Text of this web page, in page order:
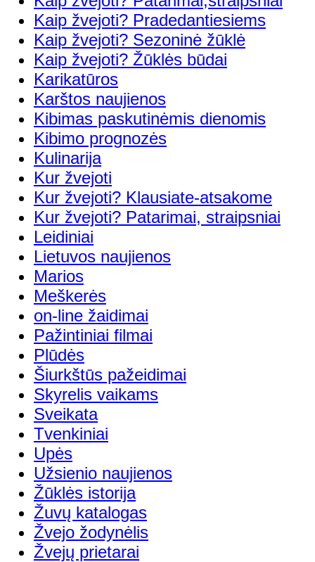
Kaip žvejoti? Pradedantiesiems
Kaip žvejoti? Sezoninė žūklė
Kaip žvejoti? Žūklės būdai
Karikatūros
Karštos naujienos
Kibimas paskutinėmis dienomis
Kibimo prognozės
Kulinarija
Kur žvejoti
Kur žvejoti? Klausiate-atsakome
Kur žvejoti? Patarimai, straipsniai
Leidiniai
Lietuvos naujienos
Marios
Meškerės
on-line žaidimai
Pažintiniai filmai
Plūdės
Šiurkštūs pažeidimai
Skyrelis vaikams
Sveikata
Tvenkiniai
Upės
Užsienio naujienos
Žūklės istorija
Žuvų katalogas
Žvejo žodynėlis
Žvejų prietarai